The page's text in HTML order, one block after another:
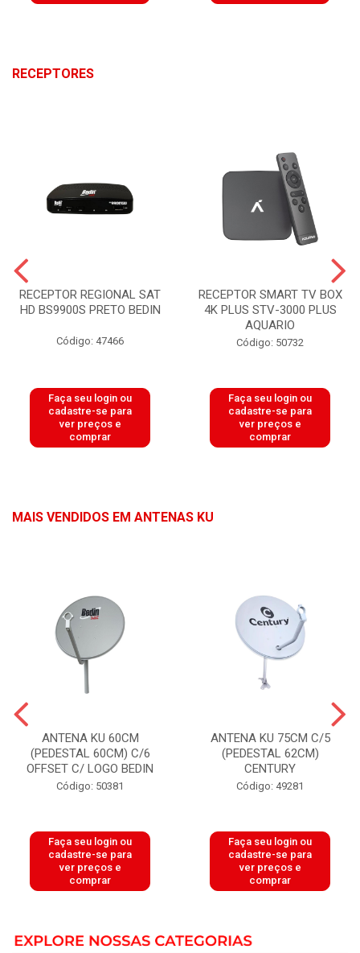
RECEPTORES
RECEPTOR REGIONAL SAT
HD BS9900S PRETO BEDIN
Código: 47466
Faça seu login ou
cadastre-se para
ver preços e
comprar
RECEPTOR SMART TV BOX
4K PLUS STV-3000 PLUS
AQUARIO
Código: 50732
Faça seu login ou
cadastre-se para
ver preços e
comprar
MAIS VENDIDOS EM ANTENAS KU
ANTENA KU 60CM
(PEDESTAL 60CM) C/6
OFFSET C/ LOGO BEDIN
Código: 50381
Faça seu login ou
cadastre-se para
ver preços e
comprar
ANTENA KU 75CM C/5
(PEDESTAL 62CM)
CENTURY
Código: 49281
Faça seu login ou
cadastre-se para
ver preços e
comprar